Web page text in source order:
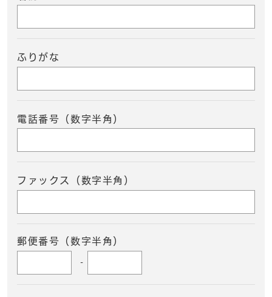
ふりがな
電話番号（数字半角）
ファックス（数字半角）
郵便番号（数字半角）
-